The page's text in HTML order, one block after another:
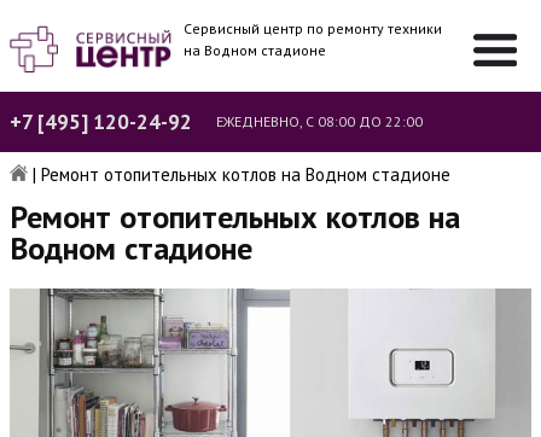
Сервисный центр по ремонту техники
на Водном стадионе
+7 [495] 120-24-92 ЕЖЕДНЕВНО, С 08:00 ДО 22:00
| Ремонт отопительных котлов на Водном стадионе
Ремонт отопительных котлов на
Водном стадионе